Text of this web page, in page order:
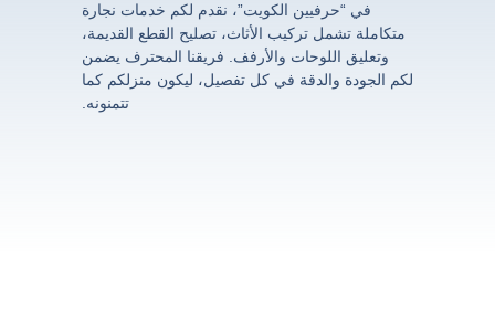
في “حرفيين الكويت”، نقدم لكم خدمات نجارة
متكاملة تشمل تركيب الأثاث، تصليح القطع القديمة،
وتعليق اللوحات والأرفف. فريقنا المحترف يضمن
لكم الجودة والدقة في كل تفصيل، ليكون منزلكم كما
تتمنونه.